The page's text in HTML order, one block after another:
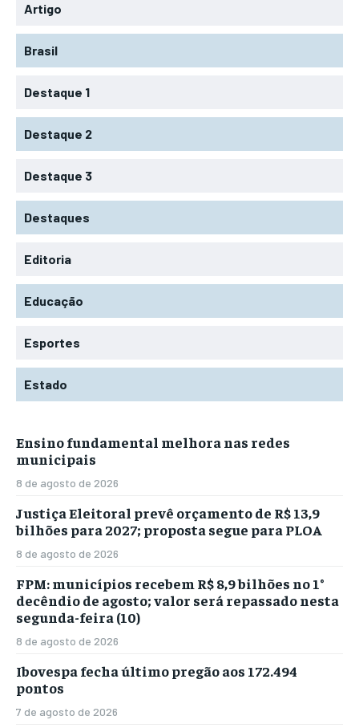
Artigo
Brasil
Destaque 1
Destaque 2
Destaque 3
Destaques
Editoria
Educação
Esportes
Estado
Ensino fundamental melhora nas redes
municipais
8 de agosto de 2026
Justiça Eleitoral prevê orçamento de R$ 13,9
bilhões para 2027; proposta segue para PLOA
8 de agosto de 2026
FPM: municípios recebem R$ 8,9 bilhões no 1°
decêndio de agosto; valor será repassado nesta
segunda-feira (10)
8 de agosto de 2026
Ibovespa fecha último pregão aos 172.494
pontos
7 de agosto de 2026